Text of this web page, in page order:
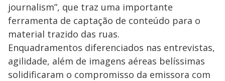
journalism”, que traz uma importante
ferramenta de captação de conteúdo para o
material trazido das ruas.
Enquadramentos diferenciados nas entrevistas,
agilidade, além de imagens aéreas belíssimas
solidificaram o compromisso da emissora com